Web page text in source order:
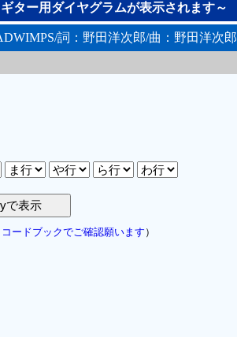
ター用ダイヤグラムが表示されます～
詞：野田洋次郎/曲：野田洋次郎
コードブックでご確認願います ）